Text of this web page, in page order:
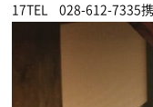
17TEL 028-612-7335